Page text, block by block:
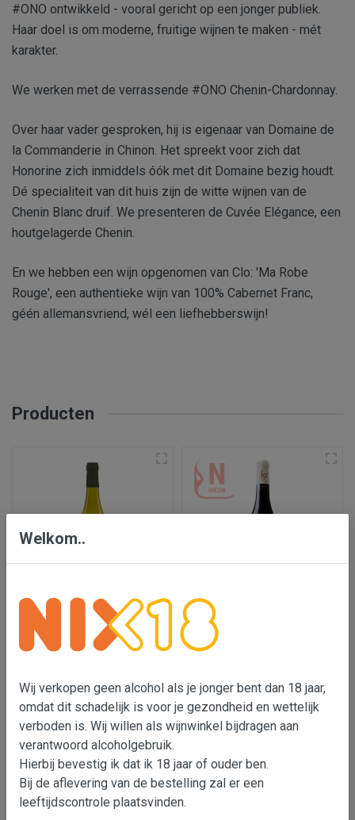
#ONO ontwikkeld - vooral gericht op een jonger publiek.
Haar doel is om moderne, fruitige wijnen te maken - mét
karakter.
We werken met de verrassende #ONO Chenin-Chardonnay.
Over haar vader gesproken, hij is eigenaar van Domaine de
la Commanderie in Chinon. Het spreekt voor zich dat
Honorine zich inmiddels óók met dit Domaine bezig houdt.
Dé specialiteit van dit huis zijn de witte wijnen van de
Chenin Blanc druif. We presenteren de Cuvée Elégance, een
houtgelagerde Chenin.
En we hebben een wijn opgenomen van Clo: 'Ma Robe
Rouge', een authentieke wijn van 100% Cabernet Franc,
géén allemansvriend, wél een liefhebberswijn!
Producten
#ONO Chenin -
Chardonnay
In wijnmand
Clo' Ma Robe rouge,
Chinon
In wijnmand
Welkom..
Wij verkopen geen alcohol als je jonger bent dan 18 jaar,
omdat dit schadelijk is voor je gezondheid en wettelijk
verboden is. Wij willen als wijnwinkel bijdragen aan
verantwoord alcoholgebruik.
Hierbij bevestig ik dat ik 18 jaar of ouder ben.
Bij de aflevering van de bestelling zal er een
leeftijdscontrole plaatsvinden.